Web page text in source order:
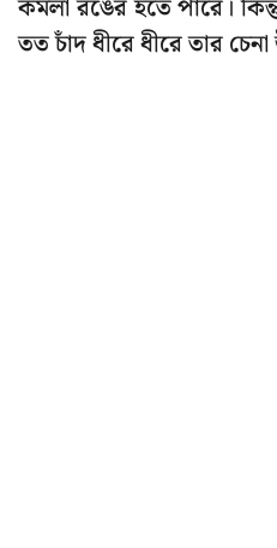
কমলা রঙের হতে পারে।
তত চাঁদ ধীরে ধীরে তার